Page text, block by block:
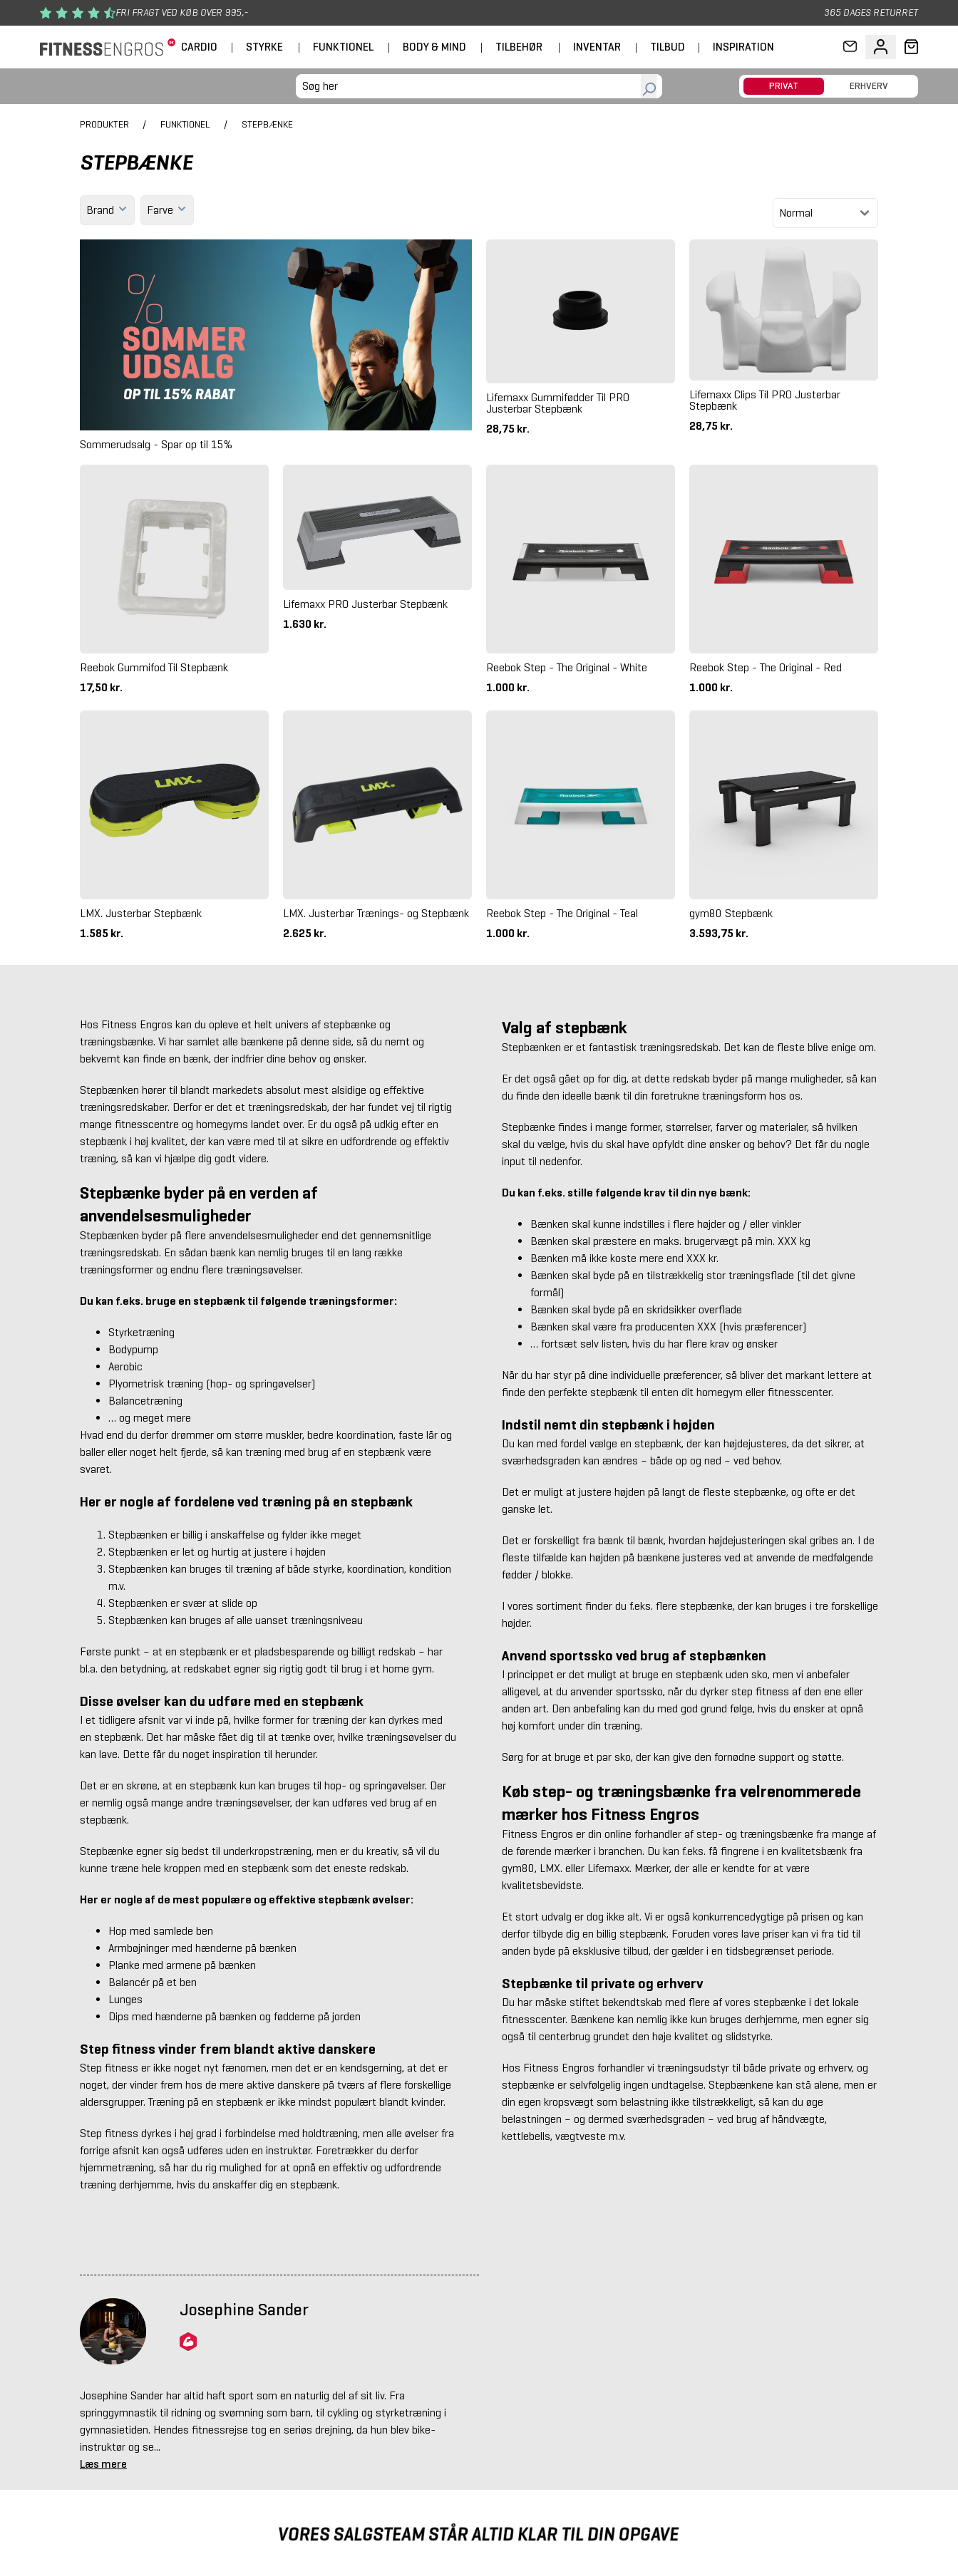
Gå til hovedindhold FRI FRAGT VED KØB OVER 995,- 365 DAGES RETURRET
CARDIO | STYRKE | FUNKTIONEL | BODY & MIND | TILBEHØR | INVENTAR | TILBUD | INSPIRATION
PRIVAT ERHVERV
PRODUKTER / FUNKTIONEL / STEPBÆNKE
STEPBÆNKE
Brand Farve
Sommerudsalg - Spar op til 15%
Lifemaxx Gummifødder Til PRO
Justerbar Stepbænk
28,75 kr.
Lifemaxx Clips Til PRO Justerbar
Stepbænk
28,75 kr.
Reebok Gummifod Til Stepbænk
17,50 kr.
Lifemaxx PRO Justerbar Stepbænk
1.630 kr.
Reebok Step - The Original - White
1.000 kr.
Reebok Step - The Original - Red
1.000 kr.
LMX. Justerbar Stepbænk
1.585 kr.
LMX. Justerbar Trænings- og Stepbænk
2.625 kr.
Reebok Step - The Original - Teal
1.000 kr.
gym80 Stepbænk
3.593,75 kr.
Hos Fitness Engros kan du opleve et helt univers af stepbænke og
træningsbænke. Vi har samlet alle bænkene på denne side, så du nemt og
bekvemt kan finde en bænk, der indfrier dine behov og ønsker.
Stepbænken hører til blandt markedets absolut mest alsidige og effektive
træningsredskaber. Derfor er det et træningsredskab, der har fundet vej til rigtig
mange fitnesscentre og homegyms landet over. Er du også på udkig efter en
stepbænk i høj kvalitet, der kan være med til at sikre en udfordrende og effektiv
træning, så kan vi hjælpe dig godt videre.
Stepbænke byder på en verden af
anvendelsesmuligheder
Stepbænken byder på flere anvendelsesmuligheder end det gennemsnitlige
træningsredskab. En sådan bænk kan nemlig bruges til en lang række
træningsformer og endnu flere træningsøvelser.
Du kan f.eks. bruge en stepbænk til følgende træningsformer:
Styrketræning
Bodypump
Aerobic
Plyometrisk træning (hop- og springøvelser)
Balancetræning
… og meget mere
Hvad end du derfor drømmer om større muskler, bedre koordination, faste lår og
baller eller noget helt fjerde, så kan træning med brug af en stepbænk være
svaret.
Her er nogle af fordelene ved træning på en stepbænk
Stepbænken er billig i anskaffelse og fylder ikke meget
Stepbænken er let og hurtig at justere i højden
Stepbænken kan bruges til træning af både styrke, koordination, kondition
m.v.
Stepbænken er svær at slide op
Stepbænken kan bruges af alle uanset træningsniveau
Første punkt – at en stepbænk er et pladsbesparende og billigt redskab – har
bl.a. den betydning, at redskabet egner sig rigtig godt til brug i et home gym.
Disse øvelser kan du udføre med en stepbænk
I et tidligere afsnit var vi inde på, hvilke former for træning der kan dyrkes med
en stepbænk. Det har måske fået dig til at tænke over, hvilke træningsøvelser du
kan lave. Dette får du noget inspiration til herunder.
Det er en skrøne, at en stepbænk kun kan bruges til hop- og springøvelser. Der
er nemlig også mange andre træningsøvelser, der kan udføres ved brug af en
stepbænk.
Stepbænke egner sig bedst til underkropstræning, men er du kreativ, så vil du
kunne træne hele kroppen med en stepbænk som det eneste redskab.
Her er nogle af de mest populære og effektive stepbænk øvelser:
Hop med samlede ben
Armbøjninger med hænderne på bænken
Planke med armene på bænken
Balancér på et ben
Lunges
Dips med hænderne på bænken og fødderne på jorden
Step fitness vinder frem blandt aktive danskere
Step fitness er ikke noget nyt fænomen, men det er en kendsgerning, at det er
noget, der vinder frem hos de mere aktive danskere på tværs af flere forskellige
aldersgrupper. Træning på en stepbænk er ikke mindst populært blandt kvinder.
Step fitness dyrkes i høj grad i forbindelse med holdtræning, men alle øvelser fra
forrige afsnit kan også udføres uden en instruktør. Foretrækker du derfor
hjemmetræning, så har du rig mulighed for at opnå en effektiv og udfordrende
træning derhjemme, hvis du anskaffer dig en stepbænk.
Valg af stepbænk
Stepbænken er et fantastisk træningsredskab. Det kan de fleste blive enige om.
Er det også gået op for dig, at dette redskab byder på mange muligheder, så kan
du finde den ideelle bænk til din foretrukne træningsform hos os.
Stepbænke findes i mange former, størrelser, farver og materialer, så hvilken
skal du vælge, hvis du skal have opfyldt dine ønsker og behov? Det får du nogle
input til nedenfor.
Du kan f.eks. stille følgende krav til din nye bænk:
Bænken skal kunne indstilles i flere højder og / eller vinkler
Bænken skal præstere en maks. brugervægt på min. XXX kg
Bænken må ikke koste mere end XXX kr.
Bænken skal byde på en tilstrækkelig stor træningsflade (til det givne
formål)
Bænken skal byde på en skridsikker overflade
Bænken skal være fra producenten XXX (hvis præferencer)
… fortsæt selv listen, hvis du har flere krav og ønsker
Når du har styr på dine individuelle præferencer, så bliver det markant lettere at
finde den perfekte stepbænk til enten dit homegym eller fitnesscenter.
Indstil nemt din stepbænk i højden
Du kan med fordel vælge en stepbænk, der kan højdejusteres, da det sikrer, at
sværhedsgraden kan ændres – både op og ned – ved behov.
Det er muligt at justere højden på langt de fleste stepbænke, og ofte er det
ganske let.
Det er forskelligt fra bænk til bænk, hvordan højdejusteringen skal gribes an. I de
fleste tilfælde kan højden på bænkene justeres ved at anvende de medfølgende
fødder / blokke.
I vores sortiment finder du f.eks. flere stepbænke, der kan bruges i tre forskellige
højder.
Anvend sportssko ved brug af stepbænken
I princippet er det muligt at bruge en stepbænk uden sko, men vi anbefaler
alligevel, at du anvender sportssko, når du dyrker step fitness af den ene eller
anden art. Den anbefaling kan du med god grund følge, hvis du ønsker at opnå
høj komfort under din træning.
Sørg for at bruge et par sko, der kan give den fornødne support og støtte.
Køb step- og træningsbænke fra velrenommerede
mærker hos Fitness Engros
Fitness Engros er din online forhandler af step- og træningsbænke fra mange af
de førende mærker i branchen. Du kan f.eks. få fingrene i en kvalitetsbænk fra
gym80, LMX. eller Lifemaxx. Mærker, der alle er kendte for at være
kvalitetsbevidste.
Et stort udvalg er dog ikke alt. Vi er også konkurrencedygtige på prisen og kan
derfor tilbyde dig en billig stepbænk. Foruden vores lave priser kan vi fra tid til
anden byde på eksklusive tilbud, der gælder i en tidsbegrænset periode.
Stepbænke til private og erhverv
Du har måske stiftet bekendtskab med flere af vores stepbænke i det lokale
fitnesscenter. Bænkene kan nemlig ikke kun bruges derhjemme, men egner sig
også til centerbrug grundet den høje kvalitet og slidstyrke.
Hos Fitness Engros forhandler vi træningsudstyr til både private og erhverv, og
stepbænke er selvfølgelig ingen undtagelse. Stepbænkene kan stå alene, men er
din egen kropsvægt som belastning ikke tilstrækkeligt, så kan du øge
belastningen – og dermed sværhedsgraden – ved brug af håndvægte,
kettlebells, vægtveste m.v.
Josephine Sander
Josephine Sander har altid haft sport som en naturlig del af sit liv. Fra
springgymnastik til ridning og svømning som barn, til cykling og styrketræning i
gymnasietiden. Hendes fitnessrejse tog en seriøs drejning, da hun blev bike-
instruktør og se...
Læs mere